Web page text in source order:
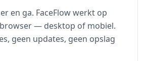
en ga. FaceFlow werkt op
— desktop of mobiel.
geen updates, geen opslag